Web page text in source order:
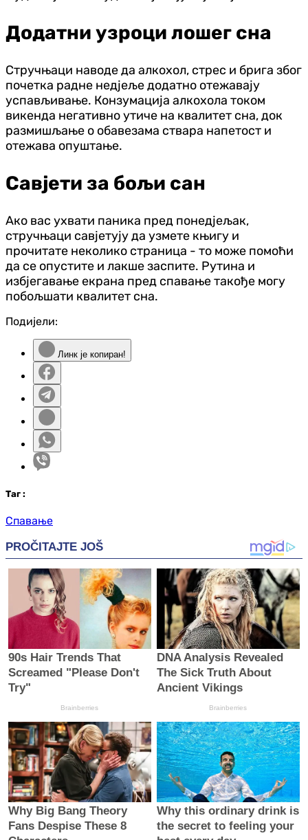
Додатни узроци лошег сна
Стручњаци наводе да алкохол, стрес и брига због
почетка радне недјеље додатно отежавају
успављивање. Конзумација алкохола током
викенда негативно утиче на квалитет сна, док
размишљање о обавезама ствара напетост и
отежава опуштање.
Савјети за бољи сан
Ако вас ухвати паника пред понедјељак,
стручњаци савјетују да узмете књигу и
прочитате неколико страница - то може помоћи
да се опустите и лакше заспите. Рутина и
избјегавање екрана пред спавање такође могу
побољшати квалитет сна.
Подијели:
Линк је копиран!
Таг :
Спавање